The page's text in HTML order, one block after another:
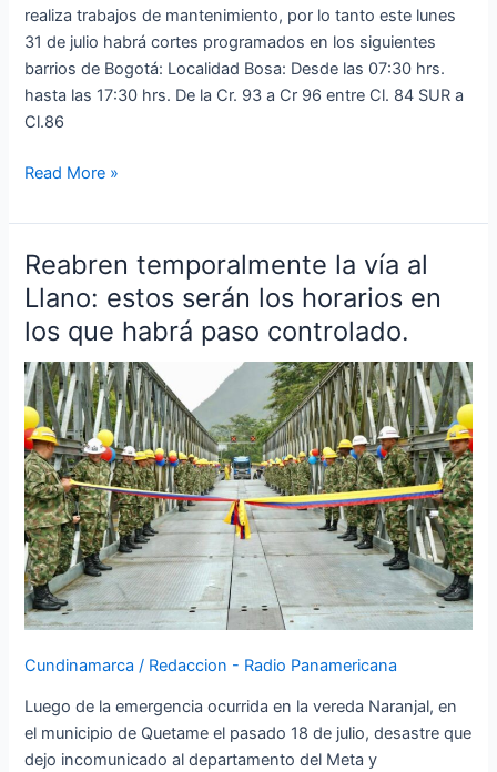
realiza trabajos de mantenimiento, por lo tanto este lunes
31 de julio habrá cortes programados en los siguientes
barrios de Bogotá: Localidad Bosa: Desde las 07:30 hrs.
hasta las 17:30 hrs. De la Cr. 93 a Cr 96 entre Cl. 84 SUR a
Cl.86
Read More »
Reabren temporalmente la vía al
Llano: estos serán los horarios en
los que habrá paso controlado.
Cundinamarca / Redaccion - Radio Panamericana
Luego de la emergencia ocurrida en la vereda Naranjal, en
el municipio de Quetame el pasado 18 de julio, desastre que
dejo incomunicado al departamento del Meta y
Reabren
temporalmente
la
vía
al
Llano:
estos
serán
los
horarios
en
los
que
habrá
paso
controlado.